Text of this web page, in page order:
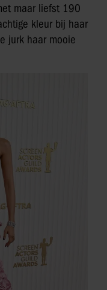
maar liefst 190
kleur bij haar
jurk haar mooie